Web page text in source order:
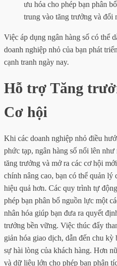
ưu hóa cho phép bạn phân
trung vào tăng trưởng và đổi
Việc áp dụng ngân hàng số có thể
doanh nghiệp nhỏ của bạn phát
cạnh tranh ngày nay.
Hỗ trợ Tăng
Cơ hội
Khi các doanh nghiệp nhỏ điều
phức tạp, ngân hàng số nổi lên
tăng trưởng và mở ra các cơ hội
chính nâng cao, bạn có thể quản
hiệu quả hơn. Các quy trình tự
phép bạn phân bổ nguồn lực một
nhân hóa giúp bạn đưa ra quyết
trưởng bền vững. Việc thúc đẩy
giản hóa giao dịch, dẫn đến chu kỳ
sự hài lòng của khách hàng. Hơn
và dữ liệu lớn cho phép bạn phân